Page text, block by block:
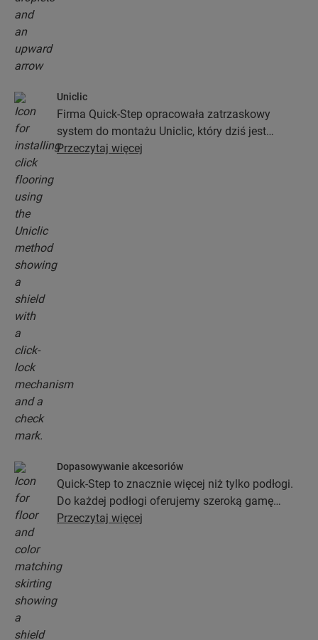
Uniclic
Firma Quick-Step opracowała zatrzaskowy
system do montażu Uniclic, który dziś jest
standardowym systemem stosowanym przy
Przeczytaj więcej
Dopasowywanie akcesoriów
Quick-Step to znacznie więcej niż tylko podłogi.
Do każdej podłogi oferujemy szeroką gamę
akcesoriów włącznie z podkładami, profilami
do koloru wybranej podłogi.
Przeczytaj więcej